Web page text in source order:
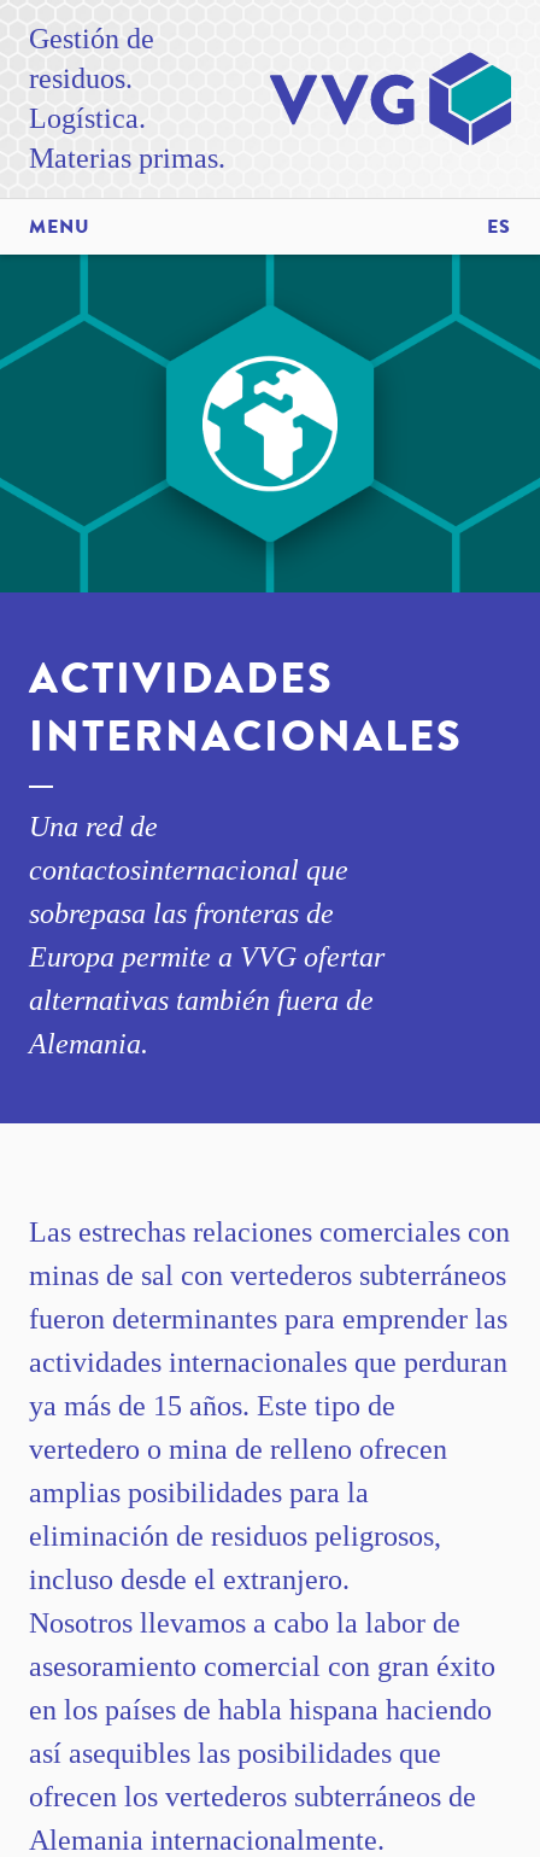
Gestión de
residuos.
Logística.
Materias primas.
MENU ES
ACTIVIDADES
INTERNACIONALES
Una red de
contactosinternacional que
sobrepasa las fronteras de
Europa permite a VVG ofertar
alternativas también fuera de
Alemania.
Las estrechas relaciones comerciales con
minas de sal con vertederos subterráneos
fueron determinantes para emprender las
actividades internacionales que perduran
ya más de 15 años. Este tipo de
vertedero o mina de relleno ofrecen
amplias posibilidades para la
eliminación de residuos peligrosos,
incluso desde el extranjero.
Nosotros llevamos a cabo la labor de
asesoramiento comercial con gran éxito
en los países de habla hispana haciendo
así asequibles las posibilidades que
ofrecen los vertederos subterráneos de
Alemania internacionalmente.